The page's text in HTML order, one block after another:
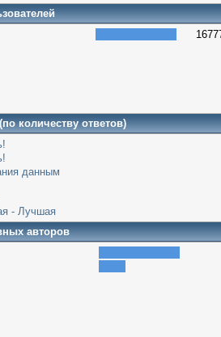
количеству ответов)
данным
- Лучшая
авторов